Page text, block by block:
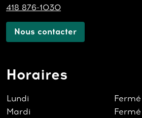
418 876-1030
Nous contacter
Horaires
Lundi
Fermé
Mardi
Fermé